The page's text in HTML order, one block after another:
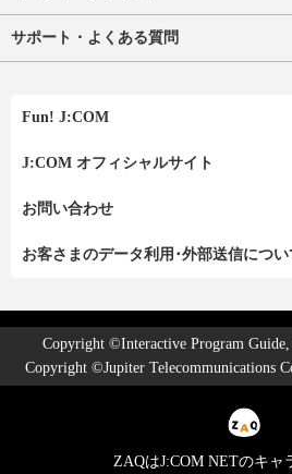
サポート・よくある質問
Fun! J:COM
J:COM オフィシャルサイト
お問い合わせ
お客さまのデータ利用･外部送信につい
Copyright ©Interactive Program
Copyright ©Jupiter Telecommunications
ZAQはJ:COM NETのキャ